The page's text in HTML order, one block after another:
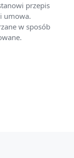
przepis
umowa.
w sposób